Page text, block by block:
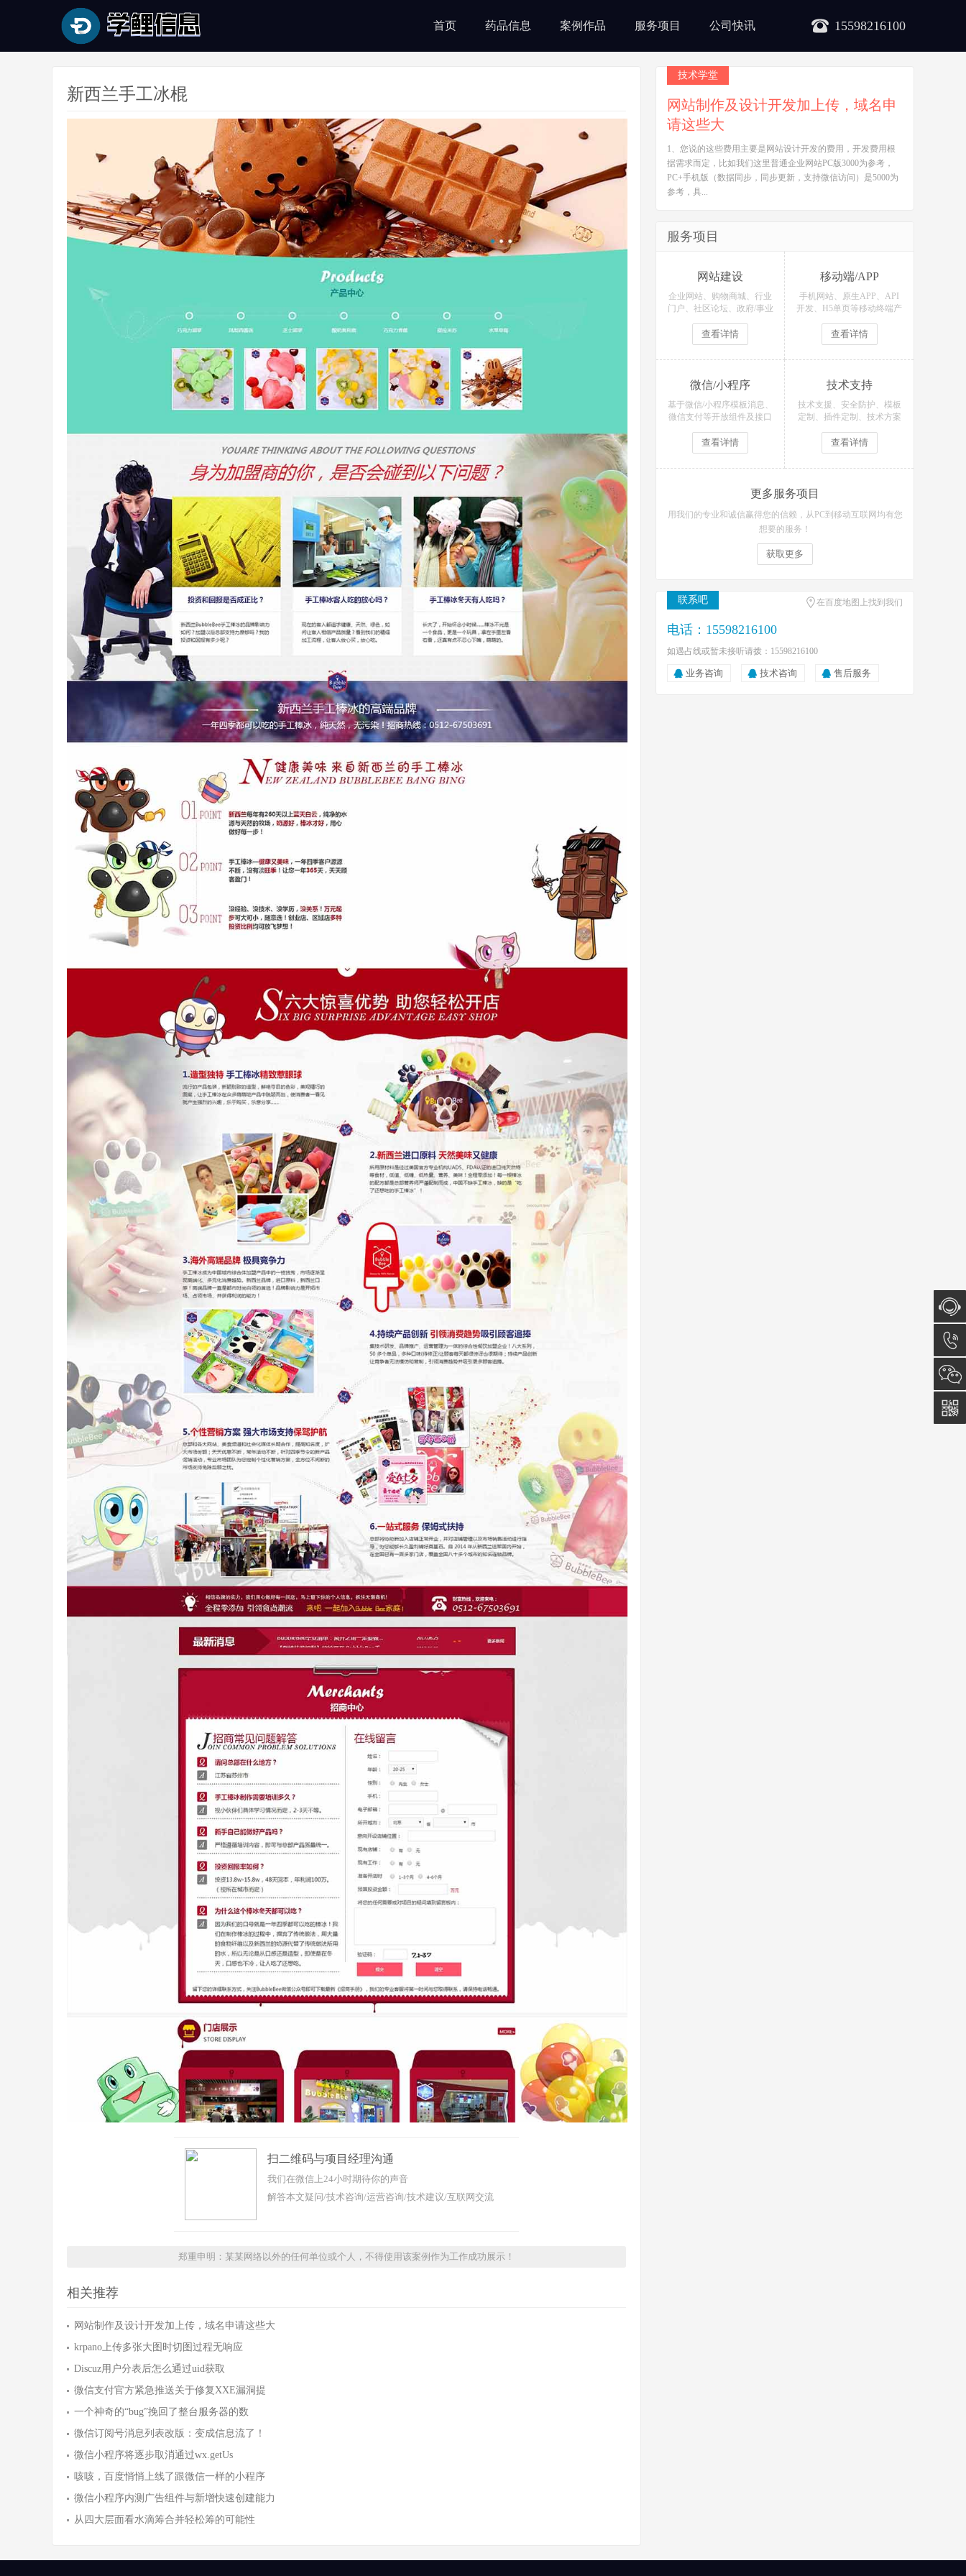
15598216100
首页 药品信息 案例作品 服务项目 公司快讯
新西兰手工冰棍
扫二维码与项目经理沟通
我们在微信上24小时期待你的声音
解答本文疑问/技术咨询/运营咨询/技术建议/互联网交流
郑重申明：某某网络以外的任何单位或个人，不得使用该案例作为工作成功展示！
相关推荐
网站制作及设计开发加上传，域名申请这些大
krpano上传多张大图时切图过程无响应
Discuz用户分表后怎么通过uid获取
微信支付官方紧急推送关于修复XXE漏洞提
一个神奇的“bug”挽回了整台服务器的数
微信订阅号消息列表改版：变成信息流了！
微信小程序将逐步取消通过wx.getUs
咳咳，百度悄悄上线了跟微信一样的小程序
微信小程序内测广告组件与新增快速创建能力
从四大层面看水滴筹合并轻松筹的可能性
技术学堂
网站制作及设计开发加上传，域名申
请这些大
1、您说的这些费用主要是网站设计开发的费用，开发费用根
据需求而定，比如我们这里普通企业网站PC版3000为参考，
PC+手机版（数据同步，同步更新，支持微信访问）是5000为
参考，具...
服务项目
网站建设
企业网站、购物商城、行业
门户、社区论坛、政府/事业
查看详情
移动端/APP
手机网站、原生APP、API
开发、H5单页等移动终端产
查看详情
微信/小程序
基于微信/小程序模板消息、
微信支付等开放组件及接口
查看详情
技术支持
技术支援、安全防护、模板
定制、插件定制、技术方案
查看详情
更多服务项目
用我们的专业和诚信赢得您的信赖，从PC到移动互联网均有您
想要的服务！
获取更多
联系吧 在百度地图上找到我们
电话：15598216100
如遇占线或暂未接听请拨：15598216100
业务咨询 技术咨询 售后服务
在线咨
询